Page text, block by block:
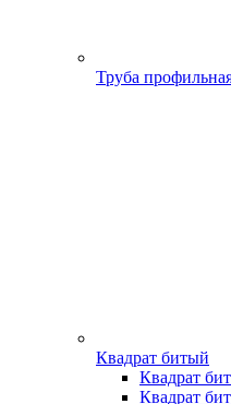
Труба
Квадрат битый
Квадрат
Квадрат